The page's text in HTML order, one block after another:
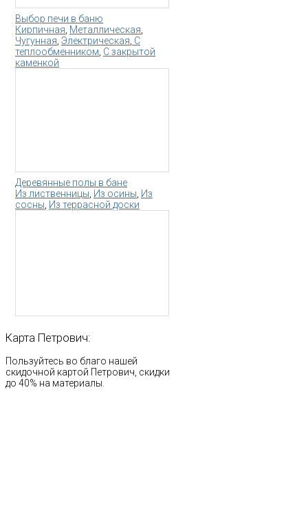
Выбор печи в баню
Кирпичная Металлическая
Чугунная Электрическая С
теплообменником С закрытой
каменкой
Деревянные полы в бане
Из лиственницы Из осины Из
сосны Из террасной доски
Карта Петрович:
Пользуйтесь во благо нашей
скидочной картой Петрович, скидки
до 40% на материалы.